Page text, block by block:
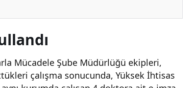
Mücadele Şube Müdürlüğü ekipleri,
çalışma sonucunda, Yüksek İhtisas